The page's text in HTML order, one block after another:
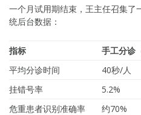
一个月试用期结束，王主任召集了
统后台数据：
指标 手工分诊
平均分诊时间
40秒/人
挂错号率
5.2%
危重患者识别准确率
约70%